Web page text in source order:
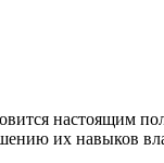
настоящим
их навыков